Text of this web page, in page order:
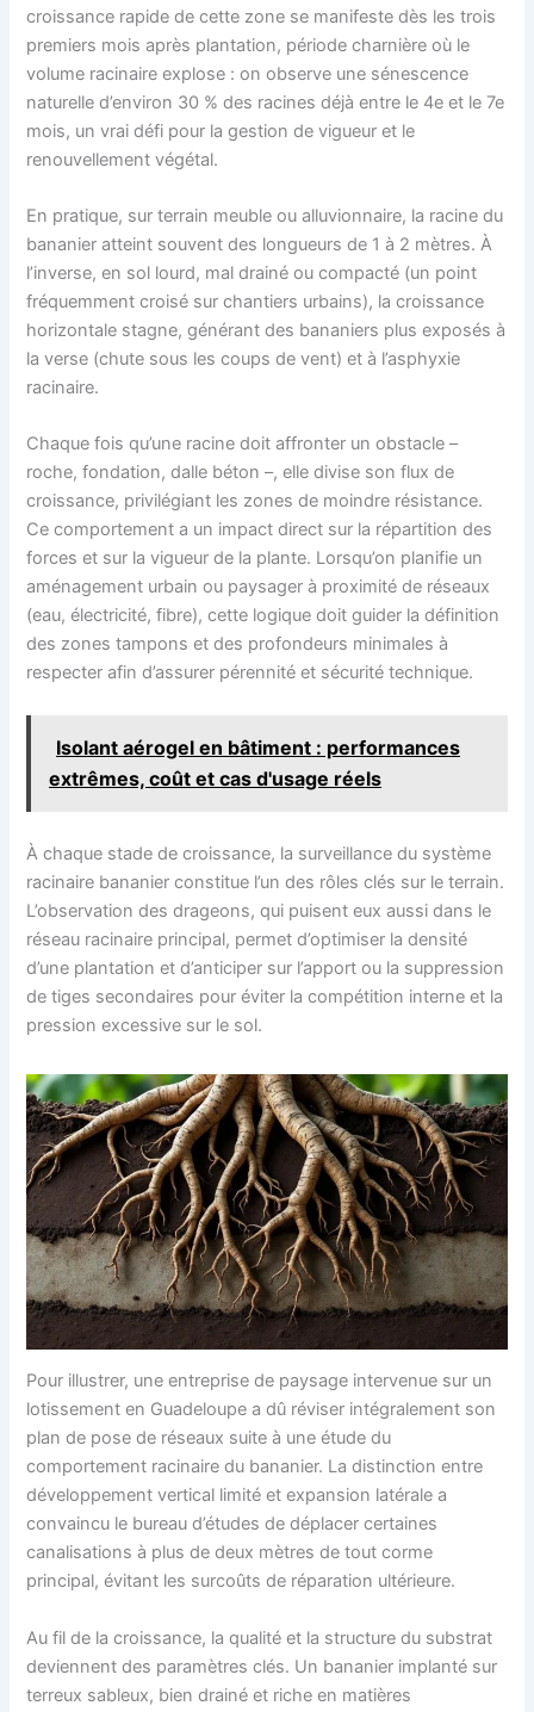
croissance rapide de cette zone se manifeste dès les trois
premiers mois après plantation, période charnière où le
volume racinaire explose : on observe une sénescence
naturelle d’environ 30 % des racines déjà entre le 4e et le 7e
mois, un vrai défi pour la gestion de vigueur et le
renouvellement végétal.
En pratique, sur terrain meuble ou alluvionnaire, la racine du
bananier atteint souvent des longueurs de 1 à 2 mètres. À
l’inverse, en sol lourd, mal drainé ou compacté (un point
fréquemment croisé sur chantiers urbains), la croissance
horizontale stagne, générant des bananiers plus exposés à
la verse (chute sous les coups de vent) et à l’asphyxie
racinaire.
Chaque fois qu’une racine doit affronter un obstacle –
roche, fondation, dalle béton –, elle divise son flux de
croissance, privilégiant les zones de moindre résistance.
Ce comportement a un impact direct sur la répartition des
forces et sur la vigueur de la plante. Lorsqu’on planifie un
aménagement urbain ou paysager à proximité de réseaux
(eau, électricité, fibre), cette logique doit guider la définition
des zones tampons et des profondeurs minimales à
respecter afin d’assurer pérennité et sécurité technique.
Isolant aérogel en bâtiment : performances
extrêmes, coût et cas d'usage réels
À chaque stade de croissance, la surveillance du système
racinaire bananier constitue l’un des rôles clés sur le terrain.
L’observation des drageons, qui puisent eux aussi dans le
réseau racinaire principal, permet d’optimiser la densité
d’une plantation et d’anticiper sur l’apport ou la suppression
de tiges secondaires pour éviter la compétition interne et la
pression excessive sur le sol.
Pour illustrer, une entreprise de paysage intervenue sur un
lotissement en Guadeloupe a dû réviser intégralement son
plan de pose de réseaux suite à une étude du
comportement racinaire du bananier. La distinction entre
développement vertical limité et expansion latérale a
convaincu le bureau d’études de déplacer certaines
canalisations à plus de deux mètres de tout corme
principal, évitant les surcoûts de réparation ultérieure.
Au fil de la croissance, la qualité et la structure du substrat
deviennent des paramètres clés. Un bananier implanté sur
terreux sableux, bien drainé et riche en matières